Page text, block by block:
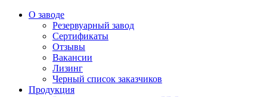
О заводе
Резервуарный завод
Сертификаты
Отзывы
Вакансии
Лизинг
Черный список заказчиков
Продукция